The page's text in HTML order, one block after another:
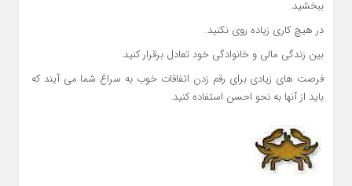
ببخشید.
در هیچ کاری زیاده روی نکنید.
بین زندگی مالی و خانوادگی خود تعادل برقرار کنید.
فرصت های زیادی برای رقم زدن اتفاقات خوب به سراغ شما می آیند که
باید از آنها به نحو احسن استفاده کنید.